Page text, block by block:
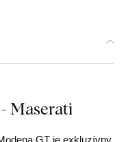
Maserati